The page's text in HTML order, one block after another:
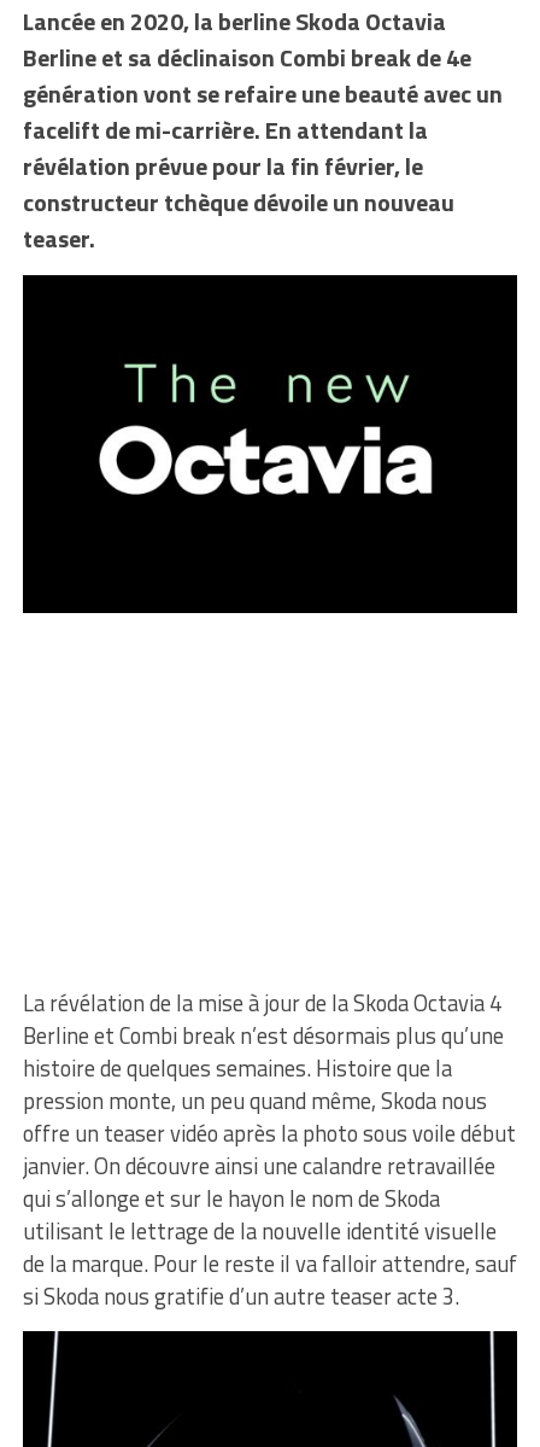
Lancée en 2020, la berline Skoda Octavia
Berline et sa déclinaison Combi break de 4e
génération vont se refaire une beauté avec un
facelift de mi-carrière. En attendant la
révélation prévue pour la fin février, le
constructeur tchèque dévoile un nouveau
teaser.
La révélation de la mise à jour de la Skoda Octavia 4
Berline et Combi break n’est désormais plus qu’une
histoire de quelques semaines. Histoire que la
pression monte, un peu quand même, Skoda nous
offre un teaser vidéo après la photo sous voile début
janvier. On découvre ainsi une calandre retravaillée
qui s’allonge et sur le hayon le nom de Skoda
utilisant le lettrage de la nouvelle identité visuelle
de la marque. Pour le reste il va falloir attendre, sauf
si Skoda nous gratifie d’un autre teaser acte 3.